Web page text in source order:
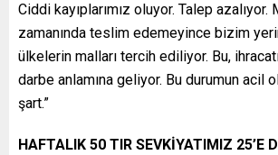
Ciddi kayıplarımız oluyor. Talep azalıyor.
zamanında teslim edemeyince bizim
ülkelerin malları tercih ediliyor. Bu,
darbe anlamına geliyor. Bu durumun acil
şart.”
HAFTALIK 50 TIR SEVKİYATIMIZ 25’E